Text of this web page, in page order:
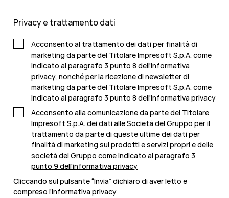
Privacy e trattamento dati
Acconsento al trattamento dei dati per finalità di
marketing da parte del Titolare Impresoft S.p.A. come
indicato al paragrafo 3 punto 8 dell'informativa
privacy, nonché per la ricezione di newsletter di
marketing da parte del Titolare Impresoft S.p.A. come
indicato al paragrafo 3 punto 8 dell'informativa privacy
Acconsento alla comunicazione da parte del Titolare
Impresoft S.p.A. dei dati alle Società del Gruppo per il
trattamento da parte di queste ultime dei dati per
finalità di marketing sui prodotti e servizi propri e delle
società del Gruppo come indicato al paragrafo 3
punto 9 dell'informativa privacy
Cliccando sul pulsante “Invia” dichiaro di aver letto e
compreso l’informativa privacy